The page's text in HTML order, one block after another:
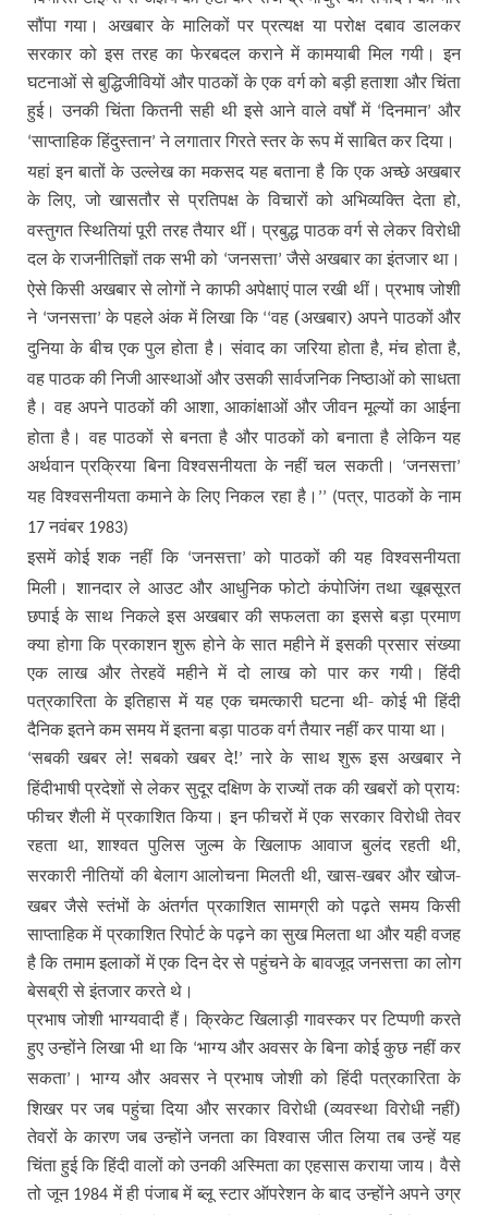
सौंपा गया। अखबार के मालिकों पर प्रत्यक्ष या परोक्ष दबाव डालकर
सरकार को इस तरह का फेरबदल कराने में कामयाबी मिल गयी। इन
घटनाओं से बुद्धिजीवियों और पाठकों के एक वर्ग को बड़ी हताशा और चिंता
हुई। उनकी चिंता कितनी सही थी इसे आने वाले वर्षों में ‘दिनमान’ और
‘साप्ताहिक हिंदुस्तान’ने लगातार गिरते स्तर के रूप में साबित कर दिया।
यहां इन बातों के उल्लेख का मकसद यह बताना है कि एक अच्छे अखबार
के लिए,जो खासतौर से प्रतिपक्ष के विचारों को अभिव्यक्ति देता हो,
वस्तुगत स्थितियां पूरी तरह तैयार थीं। प्रबुद्ध पाठक वर्ग से लेकर विरोधी
दल के राजनीतिज्ञों तक सभी को ‘जनसत्ता’जैसे अखबार का इंतजार था।
ऐसे किसी अखबार से लोगों ने काफी अपेक्षाएं पाल रखी थीं। प्रभाष जोशी
ने ‘जनसत्ता’के पहले अंक में लिखा कि ‘‘वह (अखबार) अपने पाठकों और
दुनिया के बीच एक पुल होता है। संवाद का जरिया होता है,मंच होता है,
वह पाठक की निजी आस्थाओं और उसकी सार्वजनिक निष्ठाओं को साधता
है। वह अपने पाठकों की आशा,आकांक्षाओं और जीवन मूल्यों का आईना
होता है। वह पाठकों से बनता है और पाठकों को बनाता है लेकिन यह
अर्थवान प्रक्रिया बिना विश्वसनीयता के नहीं चल सकती।
‘जनसत्ता’
यह विश्‍वसनीयता कमाने के लिए निकल रहा है। ’’ (पत्र,पाठकों के नाम
17नवंबर 1983)
इसमें कोई शक नहीं कि ‘जनसत्ता’को पाठकों की यह विश्वसनीयता
मिली। शानदार ले आउट और आधुनिक फोटो कंपोजिंग तथा खूबसूरत
छपाई के साथ निकले इस अखबार की सफलता का इससे बड़ा प्रमाण
क्या होगा कि प्रकाशन शुरू होने के सात महीने में इसकी प्रसार संख्या
एक लाख और तेरहवें महीने में दो लाख को पार कर गयी। हिंदी
पत्रकारिता के इतिहास में यह एक चमत्कारी घटना थी- कोई भी हिंदी
दैनिक इतने कम समय में इतना बड़ा पाठक वर्ग तैयार नहीं कर पाया था।
‘सबकी खबर ले! सबको खबर दे!’नारे के साथ शुरू इस अखबार ने
हिंदीभाषी प्रदेशों से लेकर सुदूर दक्षिण के राज्यों तक की खबरों को प्रायः
फीचर शैली में प्रकाशित किया। इन फीचरों में एक सरकार विरोधी तेवर
रहता था,शाश्वत पुलिस जुल्म के खिलाफ आवाज बुलंद रहती थी,
सरकारी नीतियों की बेलाग आलोचना मिलती थी,खास-खबर और खोज-
खबर जैसे स्तंभों के अंतर्गत प्रकाशित सामग्री को पढ़ते समय किसी
साप्ताहिक में प्रकाशित रिपोर्ट के पढ़ने का सुख मिलता था और यही वजह
है कि तमाम इलाकों में एक दिन देर से पहुंचने के बावजूद जनसत्ता का लोग
बेसब्री से इंतजार करते थे।
प्रभाष जोशी भाग्यवादी हैं। क्रिकेट खिलाड़ी गावस्कर पर टिप्पणी करते
हुए उन्होंने लिखा भी था कि ‘भाग्य और अवसर के बिना कोई कुछ नहीं कर
सकता’ । भाग्य और अवसर ने प्रभाष जोशी को हिंदी पत्रकारिता के
शिखर पर जब पहुंचा दिया और सरकार विरोधी (व्यवस्था विरोधी नहीं)
तेवरों के कारण जब उन्होंने जनता का विश्वास जीत लिया तब उन्हें यह
चिंता हुई कि हिंदी वालों को उनकी अस्मिता का एहसास कराया जाय। वैसे
तो जून 1984 में ही पंजाब में ब्लू स्टार ऑपरेशन के बाद उन्होंने अपने उग्र